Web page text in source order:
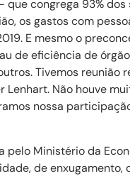
que congrega 93%
os gastos com
E mesmo o
de eficiência de
Tivemos reunião
Lenhart. Não houve
nossa
pelo Ministério da
de enxugamento,